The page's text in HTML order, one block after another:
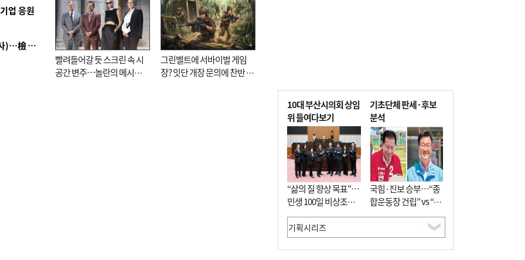
업 응원
■ 검사 신분 버리고 직급하향(10년 이하 저연차 검사)…檢 중수청행 기피
빨려들어갈 듯 스크린 속 시
공간 변주…놀란의 메시지
그린벨트에 서바이벌 게임
장? 잇단 개장 문의에 찬반 논
10대 부산시의회 상임
위 들여다보기
“삶의 질 향상 목표”…
민생 100일 비상조치
면밀 심사
기초단체 판세·후보
분석
국힘·진보 승부…“종
합운동장 건립” vs “출
근 공공버스 도입”